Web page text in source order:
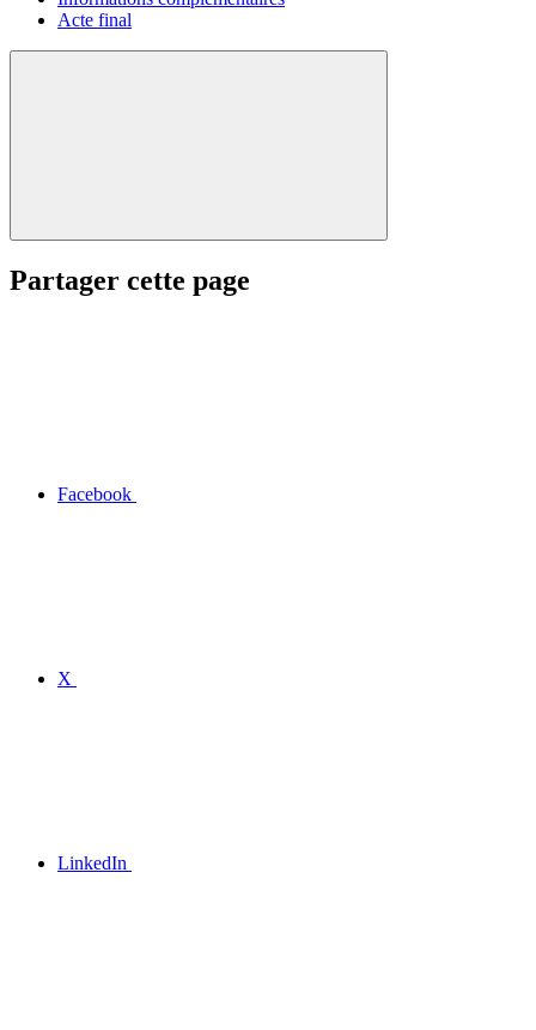
Acte final
Partager cette page
Facebook
X
LinkedIn